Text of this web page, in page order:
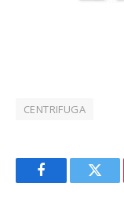
CENTRIFUGA
Facebook